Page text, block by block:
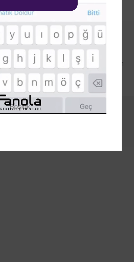
Bülten'e Katılın
ve yeniliklerden ilk haberdar olan
siz olun.